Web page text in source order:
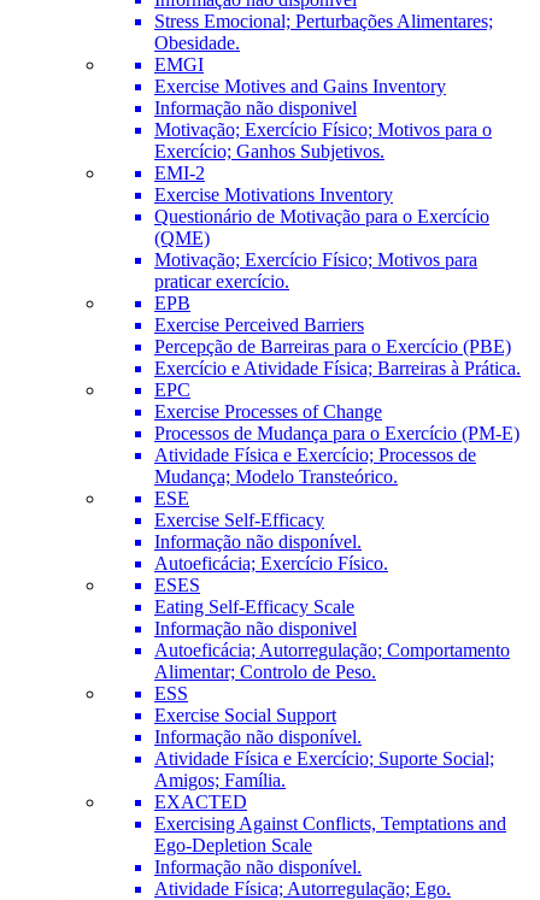
Stress Emocional; Perturbações Alimentares;
Obesidade.
EMGI
Exercise Motives and Gains Inventory
Informação não disponivel
Motivação; Exercício Físico; Motivos para o
Exercício; Ganhos Subjetivos.
EMI-2
Exercise Motivations Inventory
Questionário de Motivação para o Exercício
(QME)
Motivação; Exercício Físico; Motivos para
praticar exercício.
EPB
Exercise Perceived Barriers
Percepção de Barreiras para o Exercício (PBE)
Exercício e Atividade Física; Barreiras à Prática.
EPC
Exercise Processes of Change
Processos de Mudança para o Exercício (PM-E)
Atividade Física e Exercício; Processos de
Mudança; Modelo Transteórico.
ESE
Exercise Self-Efficacy
Informação não disponível.
Autoeficácia; Exercício Físico.
ESES
Eating Self-Efficacy Scale
Informação não disponivel
Autoeficácia; Autorregulação; Comportamento
Alimentar; Controlo de Peso.
ESS
Exercise Social Support
Informação não disponível.
Atividade Física e Exercício; Suporte Social;
Amigos; Família.
EXACTED
Exercising Against Conflicts, Temptations and
Ego-Depletion Scale
Informação não disponível.
Atividade Física; Autorregulação; Ego.